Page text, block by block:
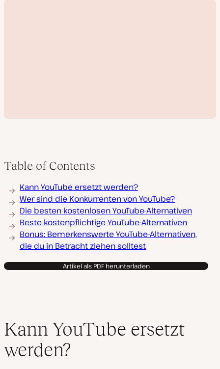
i
d
e
o
b
s
p
i
l
e
Table of Contents
Kann YouTube ersetzt werden?
Wer sind die Konkurrenten von YouTube?
Die besten kostenlosen YouTube-Alternativen
Beste kostenpflichtige YouTube-Alternativen
Bonus: Bemerkenswerte YouTube-Alternativen,
die du in Betracht ziehen solltest
Artikel als PDF herunterladen
Kann YouTube ersetzt
werden?